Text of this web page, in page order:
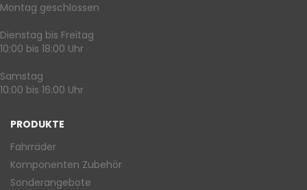
Montag geschlossen
Dienstag bis Freitag
10:00 bis 18:00 Uhr
Samstag
10:00 bis 16:00 Uhr
PRODUKTE
Fahrräder
Komponenten Zubehör
Sonderangebote